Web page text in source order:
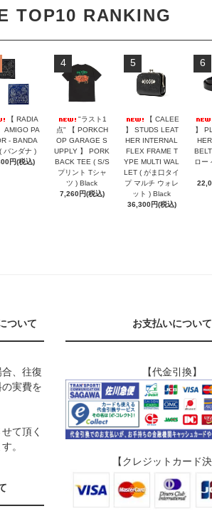
TOP10 RANKING
【 RADIA
AMIGO PA
- BANDA
バンダナ )
円(税込)
4
"ラスト1
点" 【 PORKCH
OP GARAGE S
UPPLY 】 PORK
BACK TEE ( S/S
プリント Tシャ
ツ ) Black
7,260円(税込)
5
【 CALEE
】 STUDS LEAT
HER INTERNAL
FLEX FRAME T
YPE MULTI WAL
LET ( がま口タイ
プ マルチ ウォレ
ット ) Black
36,300円(税込)
6
】
ロー
ついて
、往復
実費を
て頂く
。
お支払いについて
【代金引換】
【クレジットカード決